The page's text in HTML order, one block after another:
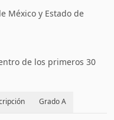
México y Estado de
de los primeros 30
Grado A